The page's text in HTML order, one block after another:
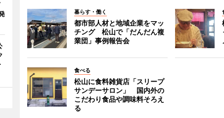
暮らす・働く
都市部人材と地域企業をマッ
チング 松山で「だんだん複
業団」事例報告会
食べる
松山に食料雑貨店「スリープ
サンデーサロン」 国内外の
こだわり食品や調味料そろえ
る